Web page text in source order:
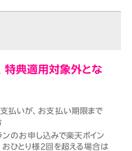
特典適用対象外とな
払いが、お支払い期限まで
のお申し込みで楽天ポイン
おひとり様2回を超える場合は